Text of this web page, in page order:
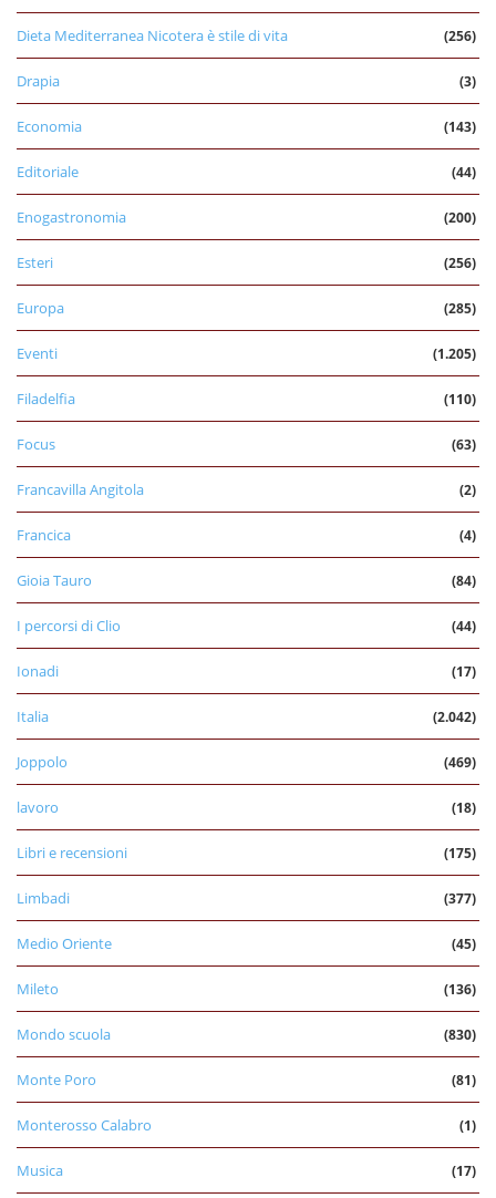
Dieta Mediterranea Nicotera è stile di vita (256)
Drapia (3)
Economia (143)
Editoriale (44)
Enogastronomia (200)
Esteri (256)
Europa (285)
Eventi (1.205)
Filadelfia (110)
Focus (63)
Francavilla Angitola (2)
Francica (4)
Gioia Tauro (84)
I percorsi di Clio (44)
Ionadi (17)
Italia (2.042)
Joppolo (469)
lavoro (18)
Libri e recensioni (175)
Limbadi (377)
Medio Oriente (45)
Mileto (136)
Mondo scuola (830)
Monte Poro (81)
Monterosso Calabro (1)
Musica (17)